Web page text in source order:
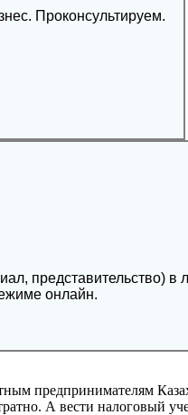
Проконсультируем.
представительство)
онлайн.
предпринимателям
А вести налоговый